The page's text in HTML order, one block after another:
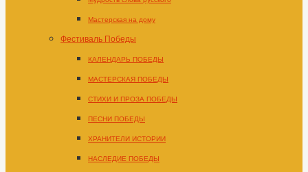
Мастерская на дому
Фестиваль Победы
КАЛЕНДАРЬ ПОБЕДЫ
МАСТЕРСКАЯ ПОБЕДЫ
СТИХИ И ПРОЗА ПОБЕДЫ
ПЕСНИ ПОБЕДЫ
ХРАНИТЕЛИ ИСТОРИИ
НАСЛЕДИЕ ПОБЕДЫ